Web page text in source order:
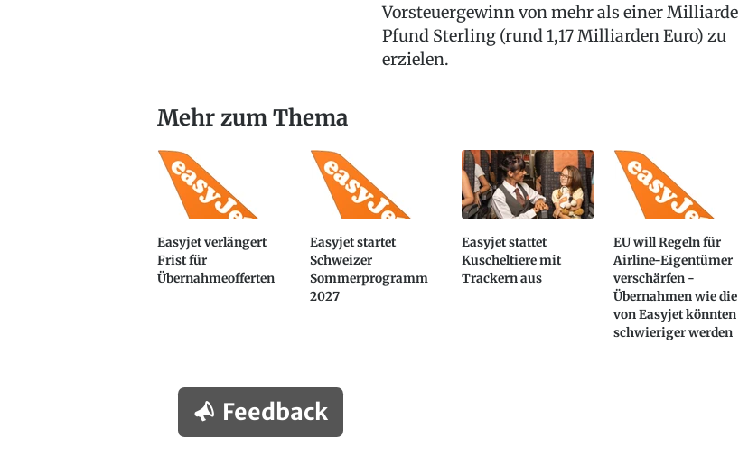
Vorsteuergewinn von mehr als einer Milliarde
Pfund Sterling (rund 1,17 Milliarden Euro) zu
erzielen.
Mehr zum Thema
Easyjet verlängert
Frist für
Übernahmeofferten
Easyjet startet
Schweizer
Sommerprogramm
2027
Easyjet stattet
Kuscheltiere mit
Trackern aus
EU will Regeln für
Airline-Eigentümer
verschärfen -
Übernahmen wie die
von Easyjet könnten
schwieriger werden
Feedback